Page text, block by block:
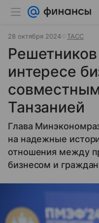
28 октября 2024 ТАСС
интересе
Танзанией
Глава
на надежные
отношения между
бизнесом и